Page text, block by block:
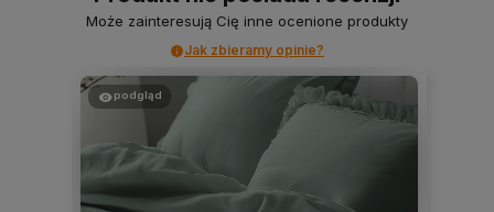
Może zainteresują Cię inne ocenione produkty
Jak zbieramy opinie?
podgląd